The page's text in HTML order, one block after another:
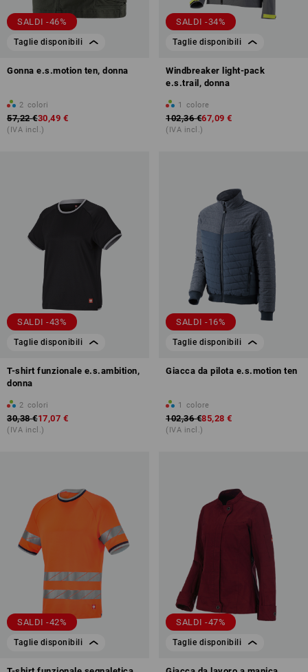
SALDI -46%
Taglie disponibili
Gonna e.s.motion ten, donna
2 colori
57,22 €30,49 €
(IVA incl.)
SALDI -34%
Taglie disponibili
Windbreaker light-pack
e.s.trail, donna
1 colore
102,36 €67,09 €
(IVA incl.)
SALDI -43%
Taglie disponibili
T-shirt funzionale e.s.ambition,
donna
2 colori
30,38 €17,07 €
(IVA incl.)
SALDI -16%
Taglie disponibili
Giacca da pilota e.s.motion ten
1 colore
102,36 €85,28 €
(IVA incl.)
SALDI -42%
Taglie disponibili
SALDI -47%
Taglie disponibili